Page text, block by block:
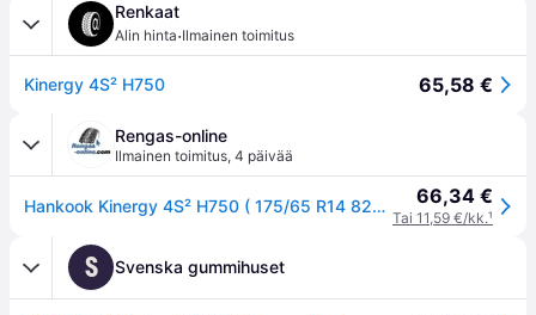
Renkaat
Alin hinta·Ilmainen toimitus
Kinergy 4S² H750 65,58 €
Rengas-online
Ilmainen toimitus, 4 päivää
Hankook Kinergy 4S² H750 ( 175/65 R14 82T 4PR SBL ) 66,34 €
Tai 11,59 €/kk.¹
S Svenska gummihuset